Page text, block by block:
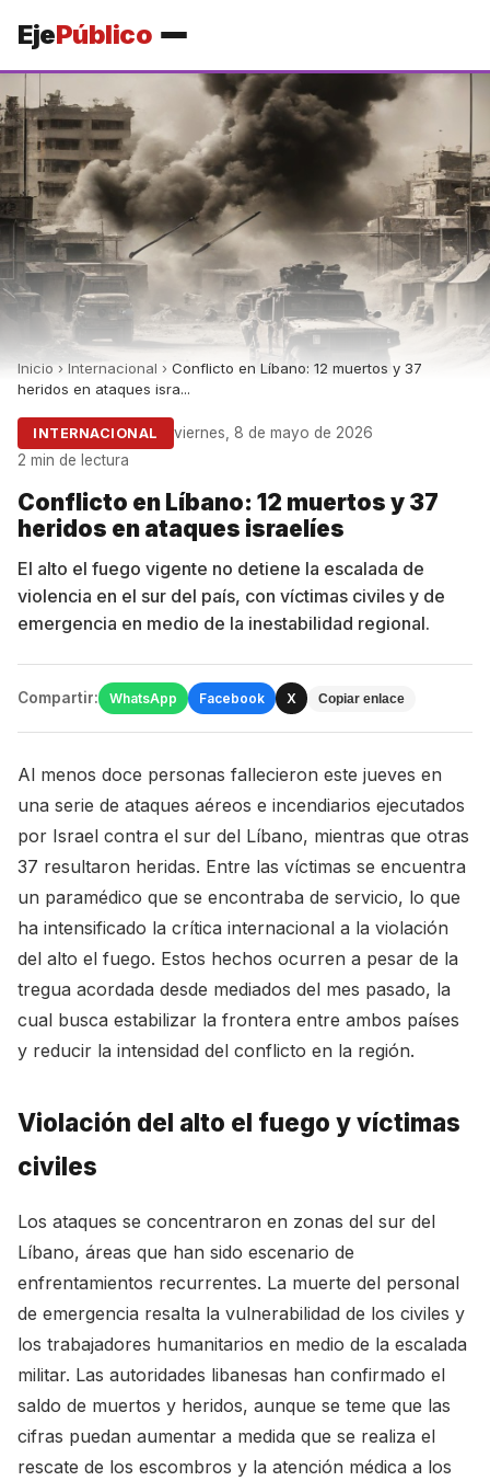
EjePúblico
Inicio › Internacional › Conflicto en Líbano: 12 muertos y 37
heridos en ataques isra...
INTERNACIONAL
viernes, 8 de mayo de 2026
2 min de lectura
Conflicto en Líbano: 12 muertos y 37
heridos en ataques israelíes
El alto el fuego vigente no detiene la escalada de
violencia en el sur del país, con víctimas civiles y de
emergencia en medio de la inestabilidad regional.
Compartir: WhatsApp Facebook X Copiar enlace
Al menos doce personas fallecieron este jueves en
una serie de ataques aéreos e incendiarios ejecutados
por Israel contra el sur del Líbano, mientras que otras
37 resultaron heridas. Entre las víctimas se encuentra
un paramédico que se encontraba de servicio, lo que
ha intensificado la crítica internacional a la violación
del alto el fuego. Estos hechos ocurren a pesar de la
tregua acordada desde mediados del mes pasado, la
cual busca estabilizar la frontera entre ambos países
y reducir la intensidad del conflicto en la región.
Violación del alto el fuego y víctimas
civiles
Los ataques se concentraron en zonas del sur del
Líbano, áreas que han sido escenario de
enfrentamientos recurrentes. La muerte del personal
de emergencia resalta la vulnerabilidad de los civiles y
los trabajadores humanitarios en medio de la escalada
militar. Las autoridades libanesas han confirmado el
saldo de muertos y heridos, aunque se teme que las
cifras puedan aumentar a medida que se realiza el
rescate de los escombros y la atención médica a los